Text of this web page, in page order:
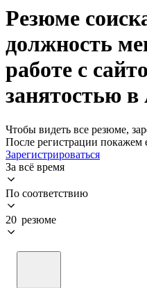
Резюме
должность
работе с
занятостью
Чтобы видеть все резюме,
После регистрации покажем
Зарегистрироваться
За всё время
По соответствию
20 резюме